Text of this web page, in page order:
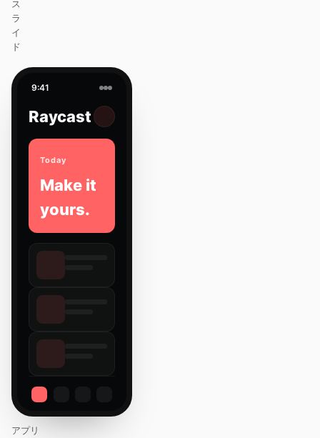
ス
ラ
イ
ド
9:41
Raycast
Today
Make it
yours.
アプリ